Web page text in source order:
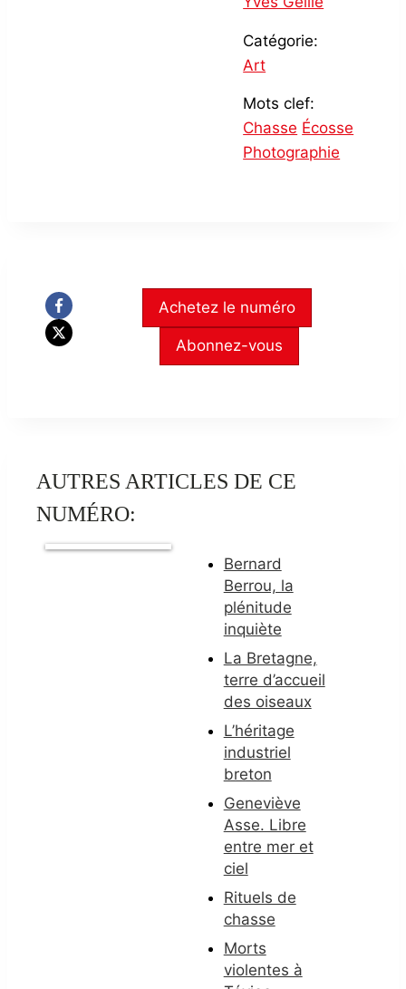
Catégorie:
Art
Mots clef:
Chasse Écosse
Photographie
Achetez le numéro
Abonnez-vous
AUTRES ARTICLES DE CE
NUMÉRO:
Bernard
Berrou, la
plénitude
inquiète
La Bretagne,
terre d’accueil
des oiseaux
L’héritage
industriel
breton
Geneviève
Asse. Libre
entre mer et
ciel
Rituels de
chasse
Morts
violentes à